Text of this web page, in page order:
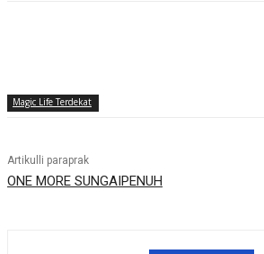
Magic Life Terdekat
Artikulli paraprak
ONE MORE SUNGAIPENUH